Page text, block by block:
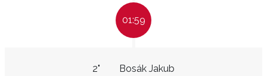
01:59
Bosák Jakub
2"